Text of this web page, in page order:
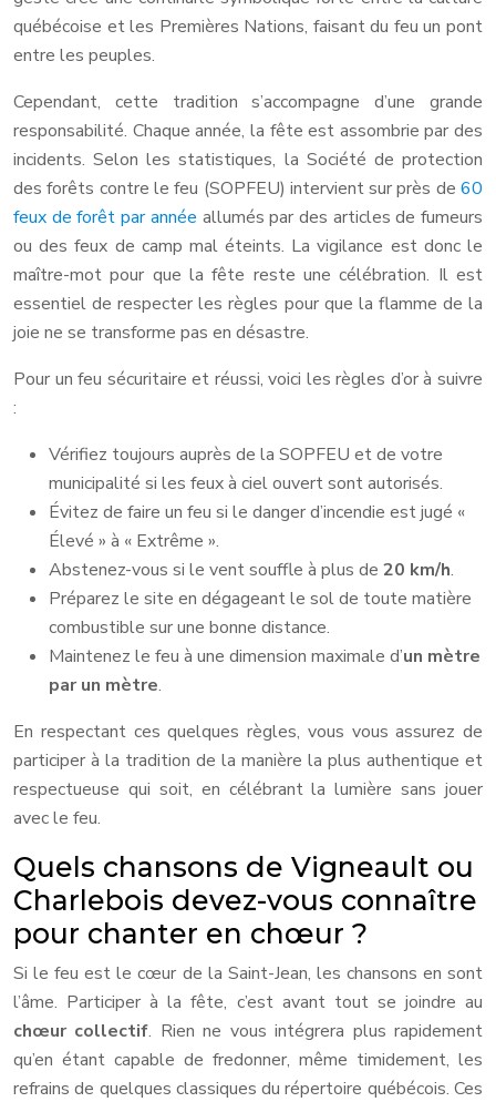
québécoise et les Premières Nations, faisant du feu un pont
entre les peuples.
Cependant, cette tradition s’accompagne d’une grande
responsabilité. Chaque année, la fête est assombrie par des
incidents. Selon les statistiques, la Société de protection
des forêts contre le feu (SOPFEU) intervient sur près de 60
feux de forêt par année allumés par des articles de fumeurs
ou des feux de camp mal éteints. La vigilance est donc le
maître-mot pour que la fête reste une célébration. Il est
essentiel de respecter les règles pour que la flamme de la
joie ne se transforme pas en désastre.
Pour un feu sécuritaire et réussi, voici les règles d’or à suivre
:
Vérifiez toujours auprès de la SOPFEU et de votre
municipalité si les feux à ciel ouvert sont autorisés.
Évitez de faire un feu si le danger d’incendie est jugé «
Élevé » à « Extrême ».
Abstenez-vous si le vent souffle à plus de 20 km/h.
Préparez le site en dégageant le sol de toute matière
combustible sur une bonne distance.
Maintenez le feu à une dimension maximale d’un mètre
par un mètre.
En respectant ces quelques règles, vous vous assurez de
participer à la tradition de la manière la plus authentique et
respectueuse qui soit, en célébrant la lumière sans jouer
avec le feu.
Quels chansons de Vigneault ou
Charlebois devez-vous connaître
pour chanter en chœur ?
Si le feu est le cœur de la Saint-Jean, les chansons en sont
l’âme. Participer à la fête, c’est avant tout se joindre au
chœur collectif. Rien ne vous intégrera plus rapidement
qu’en étant capable de fredonner, même timidement, les
refrains de quelques classiques du répertoire québécois. Ces